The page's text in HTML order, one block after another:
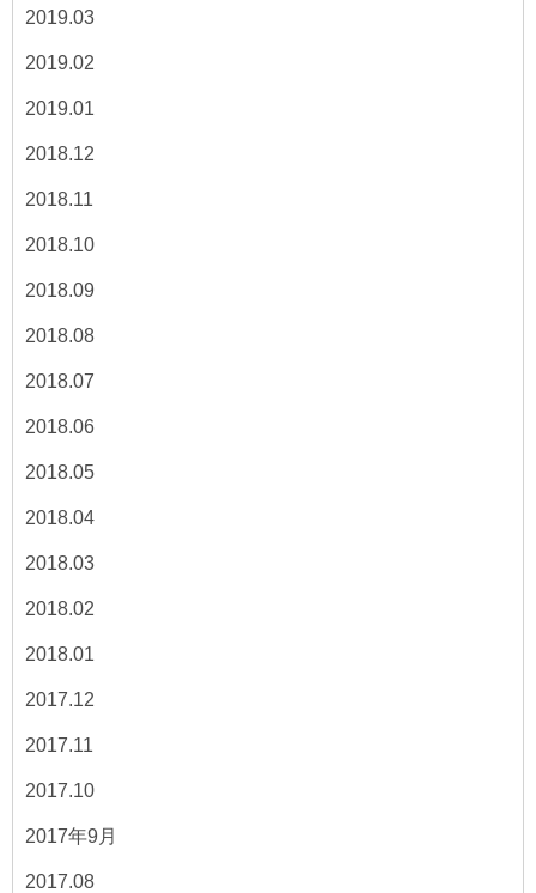
2019.03
2019.02
2019.01
2018.12
2018.11
2018.10
2018.09
2018.08
2018.07
2018.06
2018.05
2018.04
2018.03
2018.02
2018.01
2017.12
2017.11
2017.10
2017年9月
2017.08